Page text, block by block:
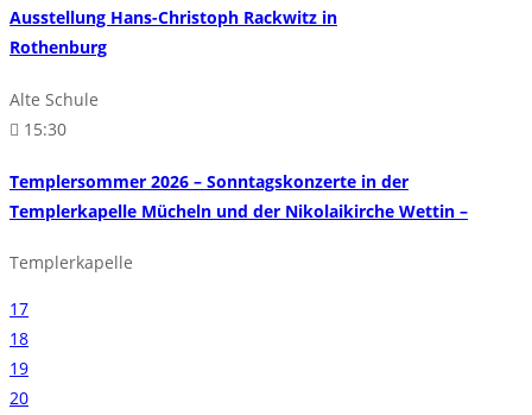
Ausstellung Hans-Christoph Rackwitz in
Rothenburg
Alte Schule
15:30
Templersommer 2026 – Sonntagskonzerte in der
Templerkapelle Mücheln und der Nikolaikirche Wettin –
Templerkapelle
17
18
19
20